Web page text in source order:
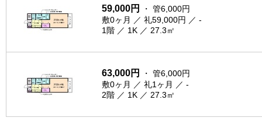
59,000円
・ 管6,000円
敷0ヶ月 ／ 礼59,000円 ／ -
1階 ／ 1K ／ 27.3㎡
63,000円
・ 管6,000円
敷0ヶ月 ／ 礼1ヶ月 ／ -
2階 ／ 1K ／ 27.3㎡